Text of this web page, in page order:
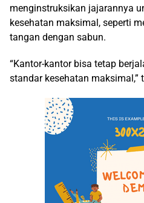
menginstruksikan jajarannya
kesehatan maksimal, seperti
tangan dengan sabun.
“Kantor-kantor bisa tetap
standar kesehatan maksimal,”